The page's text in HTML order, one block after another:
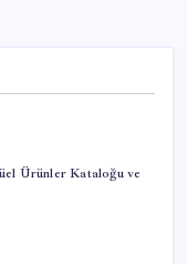
Ürünler Kataloğu ve